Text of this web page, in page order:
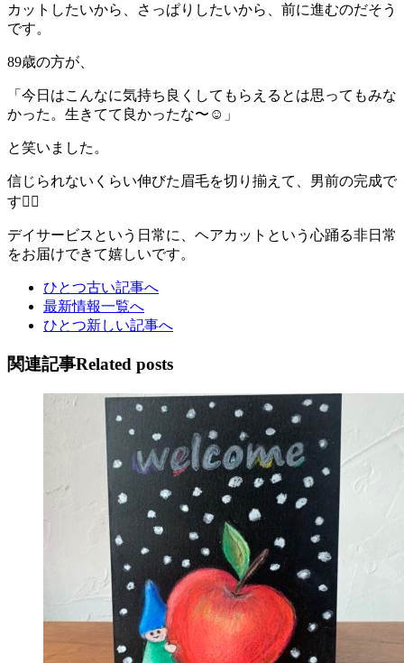
カットしたいから、さっぱりしたいから、前に進むのだそう
です。
89歳の方が、
「今日はこんなに気持ち良くしてもらえるとは思ってもみな
かった。生きてて良かったな〜☺️」
と笑いました。
信じられないくらい伸びた眉毛を切り揃えて、男前の完成で
す🙆‍♀️
デイサービスという日常に、ヘアカットという心踊る非日常
をお届けできて嬉しいです。
ひとつ古い記事へ
最新情報一覧へ
ひとつ新しい記事へ
関連記事Related posts